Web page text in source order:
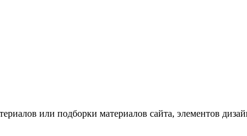
или подборки материалов сайта, элементов